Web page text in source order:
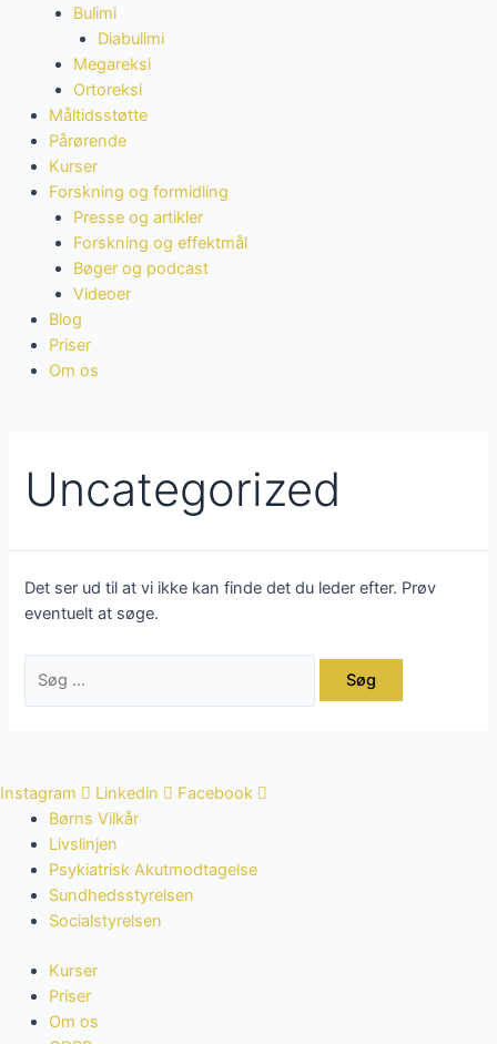
Bulimi
Diabulimi
Megareksi
Ortoreksi
Måltidsstøtte
Pårørende
Kurser
Forskning og formidling
Presse og artikler
Forskning og effektmål
Bøger og podcast
Videoer
Blog
Priser
Om os
Uncategorized
Det ser ud til at vi ikke kan finde det du leder efter. Prøv
eventuelt at søge.
Instagram Linkedin
Facebook
Børns Vilkår
Livslinjen
Psykiatrisk Akutmodtagelse
Sundhedsstyrelsen
Socialstyrelsen
Kurser
Priser
Om os